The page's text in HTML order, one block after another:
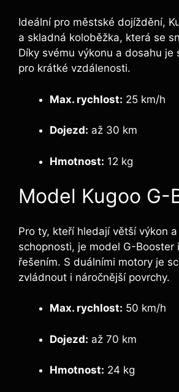
Ideální pro městské dojíždění,
a skladná koloběžka, která se
Díky svému výkonu a dosahu je
pro krátké vzdálenosti.
Max. rychlost: 25 km/h
Dojezd: až 30 km
Hmotnost: 12 kg
Model Kugoo G-
Pro ty, kteří hledají větší výkon
schopnosti, je model G-Booster
řešením. S duálními motory je
zvládnout i náročnější povrchy.
Max. rychlost: 50 km/h
Dojezd: až 70 km
Hmotnost: 24 kg